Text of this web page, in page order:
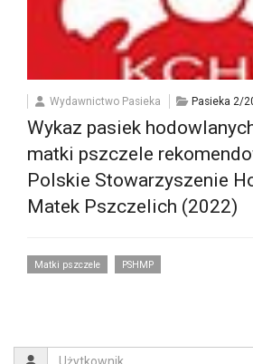
Wydawnictwo Pasieka Pasieka 2/
Wykaz pasiek
matki pszczele
Polskie Stowarzyszenie
Matek Pszczelich (2022)
Matki pszczele PSHMP